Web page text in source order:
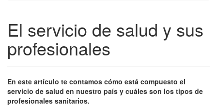
El servicio de salud y sus
profesionales
En este artículo te contamos cómo está compuesto el
servicio de salud en nuestro país y cuáles son los tipos de
profesionales sanitarios.